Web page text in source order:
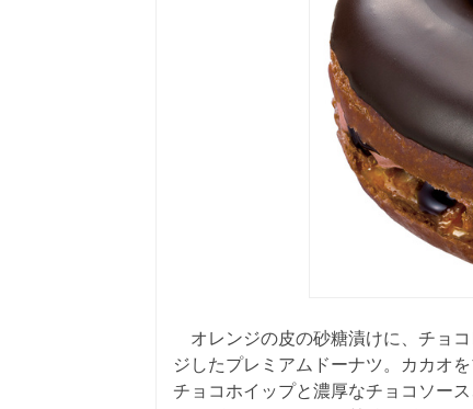
オレンジの皮の砂糖漬けに、チョコ
ジしたプレミアムドーナツ。カカオ
チョコホイップと濃厚なチョコソー